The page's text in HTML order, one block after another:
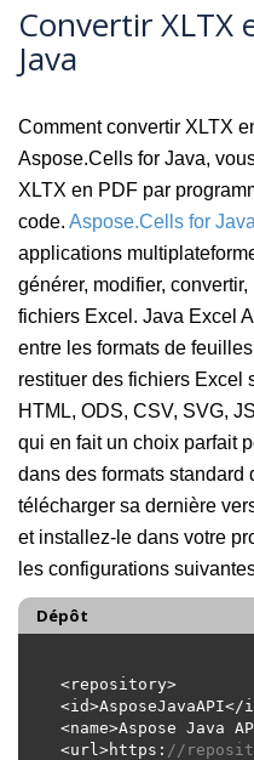
Convertir XLTX
Java
Comment convertir XLTX
Aspose.Cells for Java,
XLTX en PDF par
code. Aspose.Cells for Java
applications
générer, modifier,
fichiers Excel. Java Excel
entre les formats de
restituer des fichiers Excel
HTML, ODS, CSV, SVG,
qui en fait un choix parfait
dans des formats standard
télécharger sa dernière
et installez-le dans votre
les configurations
Dépôt
<url>https: //